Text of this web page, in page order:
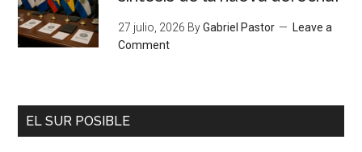
27 julio, 2026 ByGabriel Pastor
Leave a
Comment
EL SUR POSIBLE